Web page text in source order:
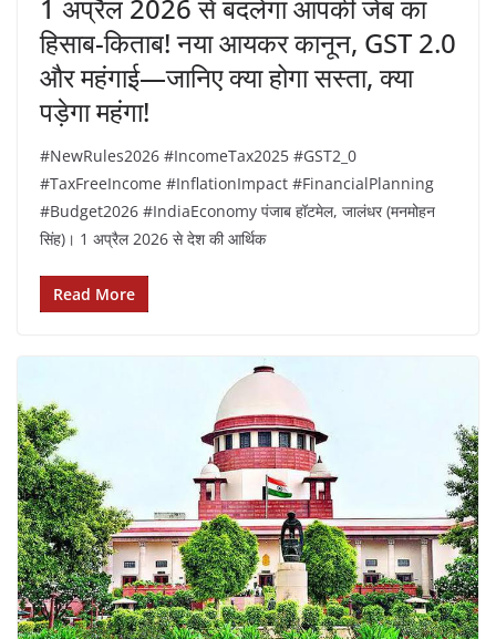
1 अप्रैल 2026 से बदलेगा आपकी जेब का
हिसाब-किताब! नया आयकर कानून, GST 2.0
और महंगाई—जानिए क्या होगा सस्ता, क्या
पड़ेगा महंगा!
#NewRules2026 #IncomeTax2025 #GST2_0
#TaxFreeIncome #InflationImpact #FinancialPlanning
#Budget2026 #IndiaEconomy पंजाब हॉटमेल, जालंधर (मनमोहन
सिंह)। 1 अप्रैल 2026 से देश की आर्थिक
Read More